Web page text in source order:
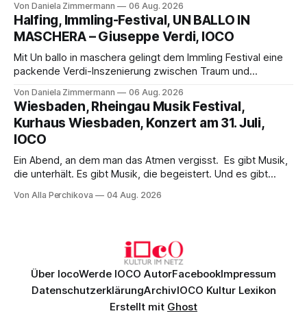
Aufführung mit starken Solisten und den Wiener
Philharmonikern, szenisch bleibt der zweite Akt jedoch
hinter den Erwartungen zurück.
Von Daniela Zimmermann 06 Aug. 2026
Halfing, Immling-Festival, UN BALLO IN
MASCHERA – Giuseppe Verdi, IOCO
Mit Un ballo in maschera gelingt dem Immling Festival eine
packende Verdi-Inszenierung zwischen Traum und
psychologische Tiefe mit starken Bildern, getragen von
einem spielfreudigen Ensemble und einer musikalisch
überzeugenden Gesamtleistung.
Von Daniela Zimmermann 06 Aug. 2026
Wiesbaden, Rheingau Musik Festival,
Kurhaus Wiesbaden, Konzert am 31. Juli,
IOCO
Ein Abend, an dem man das Atmen vergisst. Es gibt Musik,
die unterhält. Es gibt Musik, die begeistert. Und es gibt
Genau so war der Abend im Kurhaus Wiesbaden, an dem
Von Alla Perchikova 04 Aug. 2026
Über IocoWerde IOCO AutorFacebookImpressum
DatenschutzerklärungArchivIOCO Kultur Lexikon
Erstellt mit Ghost